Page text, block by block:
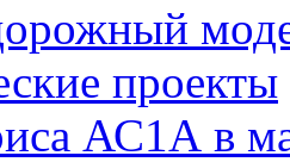
проекты
АС1А в